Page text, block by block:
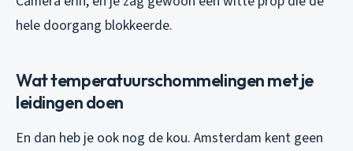
hele doorgang blokkeerde.
Wat temperatuurschommelingen met je
leidingen doen
En dan heb je ook nog de kou. Amsterdam kent geen